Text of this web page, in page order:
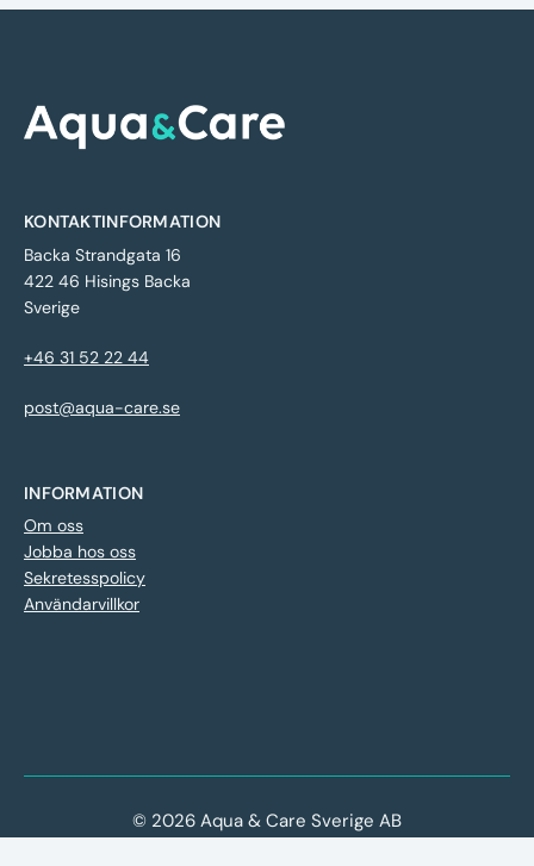
KONTAKTINFORMATION
Backa Strandgata 16
422 46 Hisings Backa
Sverige
+46 31 52 22 44
post@aqua-care.se
INFORMATION
Om oss
Jobba hos oss
Sekretesspolicy
Användarvillkor
© 2026 Aqua & Care Sverige AB